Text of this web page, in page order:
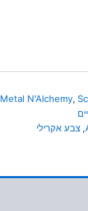
כל
Metal N'Alchemy,
, צבע אקרילי